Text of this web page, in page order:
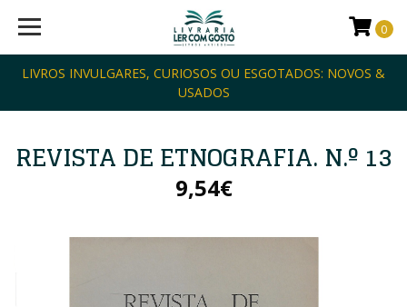
LIVROS INVULGARES, CURIOSOS OU ESGOTADOS: NOVOS &
USADOS
0
REVISTA DE ETNOGRAFIA. N.º 13
9,54€